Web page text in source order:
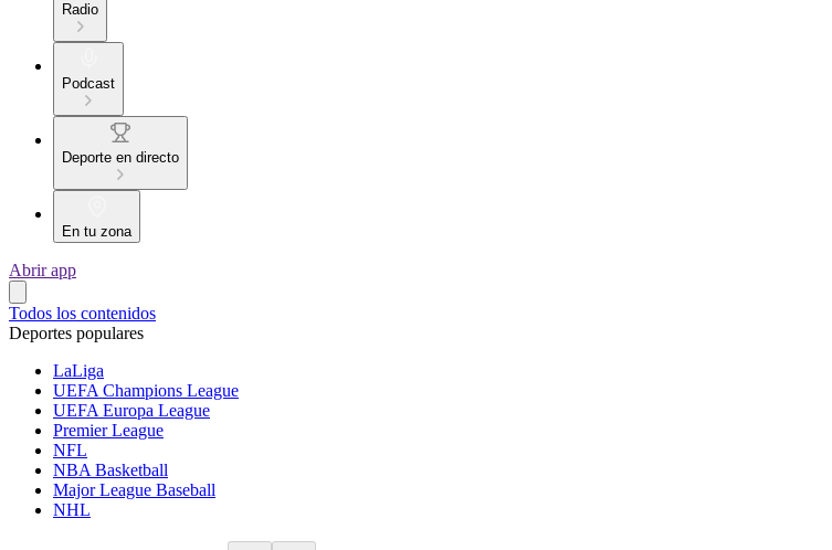
Radio
Podcast
Deporte en directo
En tu zona
Abrir app
Todos los contenidos
Deportes populares
LaLiga
UEFA Champions League
UEFA Europa League
Premier League
NFL
NBA Basketball
Major League Baseball
NHL